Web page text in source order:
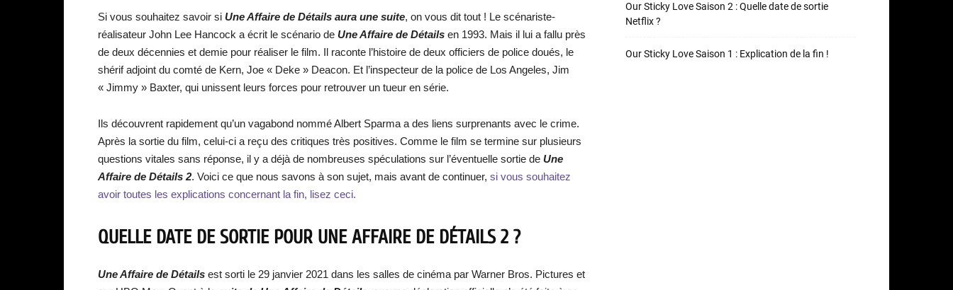
Si vous souhaitez savoir si Une Affaire de Détails aura une suite, on vous dit tout ! Le scénariste-
réalisateur John Lee Hancock a écrit le scénario de Une Affaire de Détails en 1993. Mais il lui a fallu près
de deux décennies et demie pour réaliser le film. Il raconte l’histoire de deux officiers de police doués, le
shérif adjoint du comté de Kern, Joe « Deke » Deacon. Et l’inspecteur de la police de Los Angeles, Jim
« Jimmy » Baxter, qui unissent leurs forces pour retrouver un tueur en série.
Ils découvrent rapidement qu’un vagabond nommé Albert Sparma a des liens surprenants avec le crime.
Après la sortie du film, celui-ci a reçu des critiques très positives. Comme le film se termine sur plusieurs
questions vitales sans réponse, il y a déjà de nombreuses spéculations sur l’éventuelle sortie de Une
Affaire de Détails 2. Voici ce que nous savons à son sujet, mais avant de continuer, si vous souhaitez
avoir toutes les explications concernant la fin, lisez ceci.
QUELLE DATE DE SORTIE POUR UNE AFFAIRE DE DÉTAILS 2 ?
Une Affaire de Détails est sorti le 29 janvier 2021 dans les salles de cinéma par Warner Bros. Pictures et
Our Sticky Love Saison 2 : Quelle date de sortie
Netflix ?
Our Sticky Love Saison 1 : Explication de la fin !